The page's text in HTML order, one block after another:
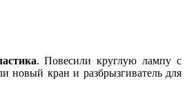
. Повесили круглую лампу с
новый кран и разбрызгиватель для